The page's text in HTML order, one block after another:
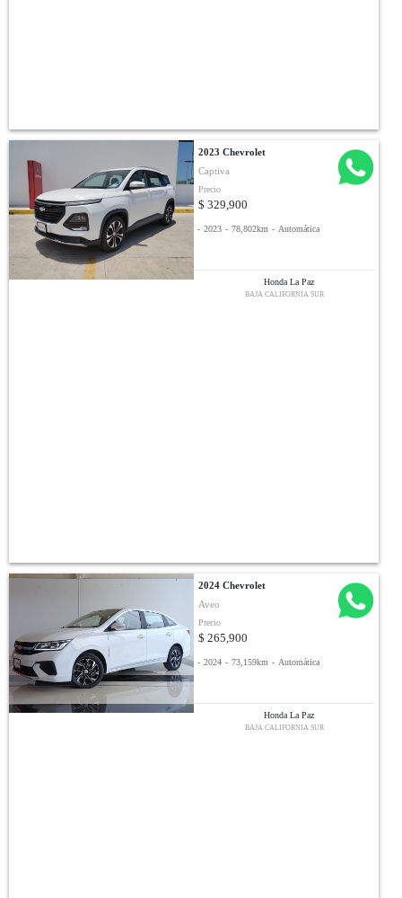
2023 Chevrolet
Captiva
Precio
$ 329,900
- 2023 - 78,802km - Automática
Honda La Paz
BAJA CALIFORNIA SUR
2024 Chevrolet
Aveo
Precio
$ 265,900
- 2024 - 73,159km - Automática
Honda La Paz
BAJA CALIFORNIA SUR